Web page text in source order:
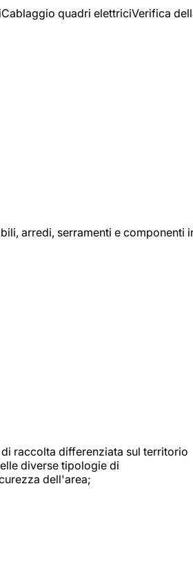
quadri elettriciVerifica
arredi, serramenti e componenti
raccolta differenziata sul territorio
diverse tipologie di
dell'area;